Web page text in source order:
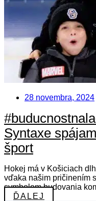
28 novembra, 2024
Syntaxe
šport
Hokej má v Košiciach
vďaka našim pričinením
symbolom budovania
ĎALEJ